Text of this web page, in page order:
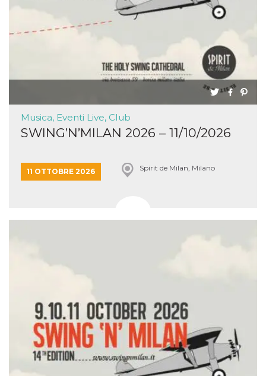
Musica, Eventi Live, Club
SWING’N’MILAN 2026 – 11/10/2026
11 OTTOBRE 2026 Spirit de Milan, Milano